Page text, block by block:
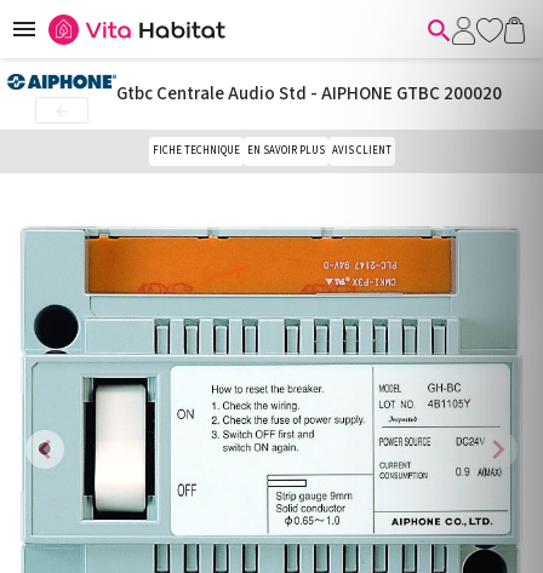
 
chevron_left chevron_right
Gtbc Centrale Audio Std - AIPHONE GTBC 200020
FICHE TECHNIQUE EN SAVOIR PLUS AVIS CLIENT